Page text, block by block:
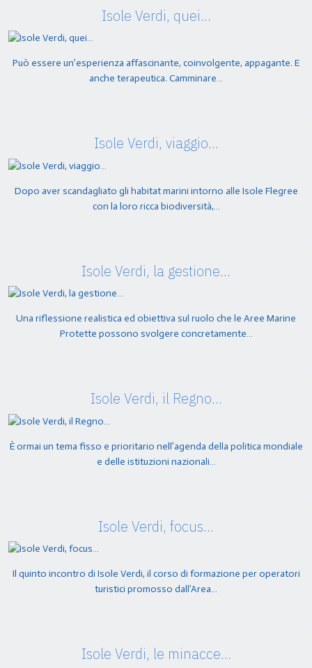
Isole Verdi, quei…
Può essere un’esperienza affascinante, coinvolgente, appagante. E
anche terapeutica. Camminare…
Isole Verdi, viaggio…
Dopo aver scandagliato gli habitat marini intorno alle Isole Flegree
con la loro ricca biodiversità,…
Isole Verdi, la gestione…
Una riflessione realistica ed obiettiva sul ruolo che le Aree Marine
Protette possono svolgere concretamente…
Isole Verdi, il Regno…
È ormai un tema fisso e prioritario nell’agenda della politica mondiale
e delle istituzioni nazionali…
Isole Verdi, focus…
Il quinto incontro di Isole Verdi, il corso di formazione per operatori
turistici promosso dall’Area…
Isole Verdi, le minacce…